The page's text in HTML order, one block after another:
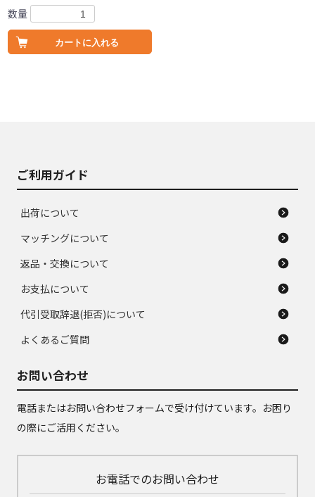
数量
カートに入れる
ご利用ガイド
出荷について
マッチングについて
返品・交換について
お支払について
代引受取辞退(拒否)について
よくあるご質問
お問い合わせ
電話またはお問い合わせフォームで受け付けています。お困り
の際にご活用ください。
お電話でのお問い合わせ